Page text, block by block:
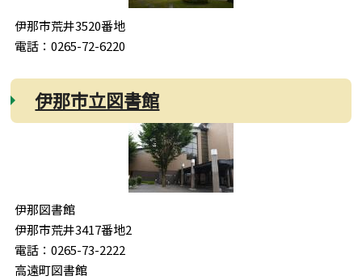
伊那市荒井3520番地
電話：0265-72-6220
伊那市立図書館
伊那図書館
伊那市荒井3417番地2
電話：0265-73-2222
高遠町図書館